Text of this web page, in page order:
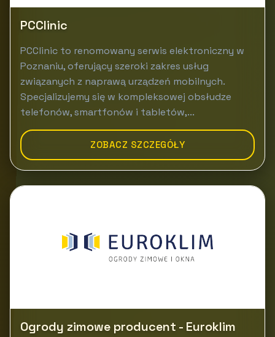
PCClinic
PCClinic to renomowany serwis elektroniczny w
Poznaniu, oferujący szeroki zakres usług
związanych z naprawą urządzeń mobilnych.
Specjalizujemy się w kompleksowej obsłudze
telefonów, smartfonów i tabletów,...
ZOBACZ SZCZEGÓŁY
Ogrody zimowe producent - Euroklim